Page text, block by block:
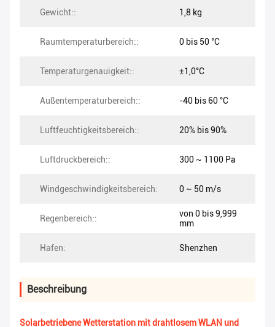
Gewicht:: 1,8 kg
Raumtemperaturbereich:: 0 bis 50 °C
Temperaturgenauigkeit:: ±1,0°C
Außentemperaturbereich:: -40 bis 60 °C
Luftfeuchtigkeitsbereich:: 20% bis 90%
Luftdruckbereich:: 300 ~ 1100 Pa
Windgeschwindigkeitsbereich: 0 ~ 50 m/s
Regenbereich::
von 0 bis 9,999
mm
Hafen: Shenzhen
Beschreibung
Solarbetriebene Wetterstation mit drahtlosem WLAN und